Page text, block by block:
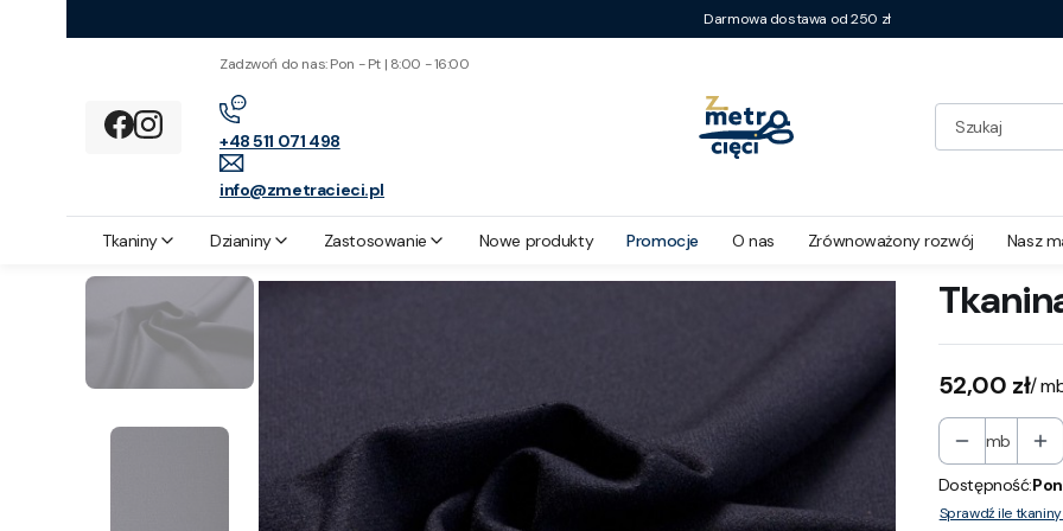
Darmowa dostawa od 250 zł
Zadzwoń do nas: Pon - Pt | 8:00 - 16:00
+48 511 071 498
info@zmetracieci.pl
Tkaniny Dzianiny Zastosowanie Nowe produkty Promocje O nas Zrównoważony rozwój Nasz
Cena
52,00 zł/
mb
Dostępność:
Sprawdź ile